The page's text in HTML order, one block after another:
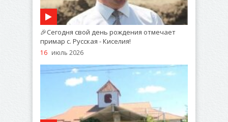
🎉Сегодня свой день рождения отмечает
примар с. Русская - Киселия!
16 июль 2026